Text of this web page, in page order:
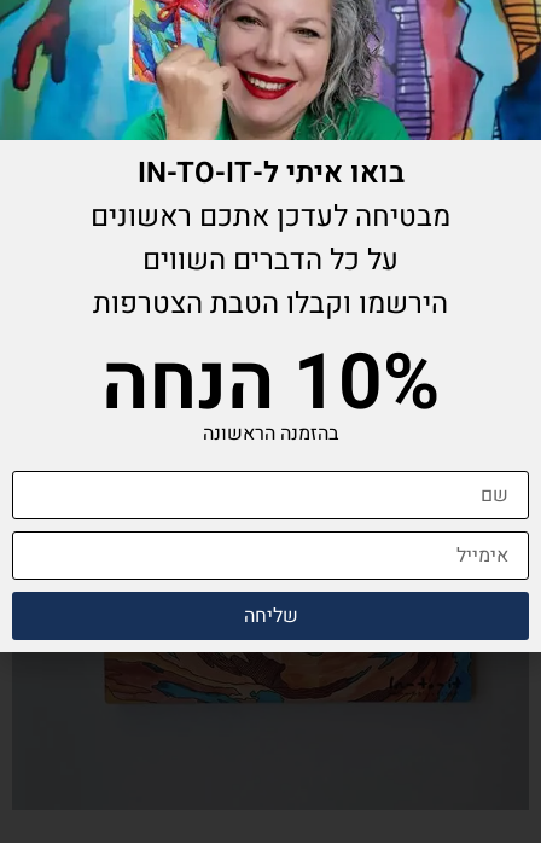
מעמדים לכוסות תדר Grace
בואו איתי ל-IN-TO-IT
מבטיחה לעדכן אתכם ראשונים
על כל הדברים השווים
הירשמו וקבלו הטבת הצטרפות
10% הנחהבהזמנה הראשונה
שליחה